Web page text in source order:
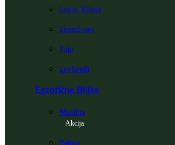
Lovor Višnja
Ligustrum
Tuja
Leylandii
Egzotične Biljke
Maslina
Akcija